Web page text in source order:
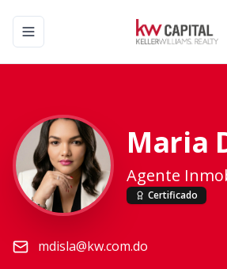
Toggle navigation menu
Maria
Agente
Certificado
mdisla@kw.com.do